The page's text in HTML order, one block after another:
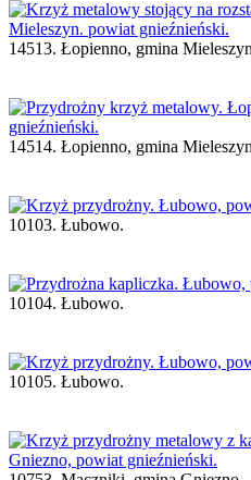
14513. Łopienno, gmina
14514. Łopienno, gmina
10103. Łubowo.
10104. Łubowo.
10105. Łubowo.